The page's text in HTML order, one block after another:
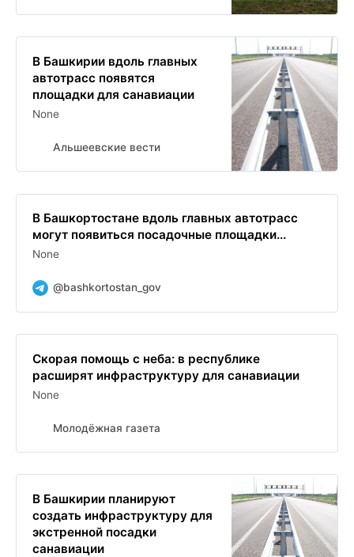
В Башкирии вдоль главных
автотрасс появятся
площадки для санавиации
None
Альшеевские вести
В Башкортостане вдоль главных автотрасс
могут появиться посадочные площадки...
None
@bashkortostan_gov
Скорая помощь с неба: в республике
расширят инфраструктуру для санавиации
None
Молодёжная газета
В Башкирии планируют
создать инфраструктуру для
экстренной посадки
санавиации